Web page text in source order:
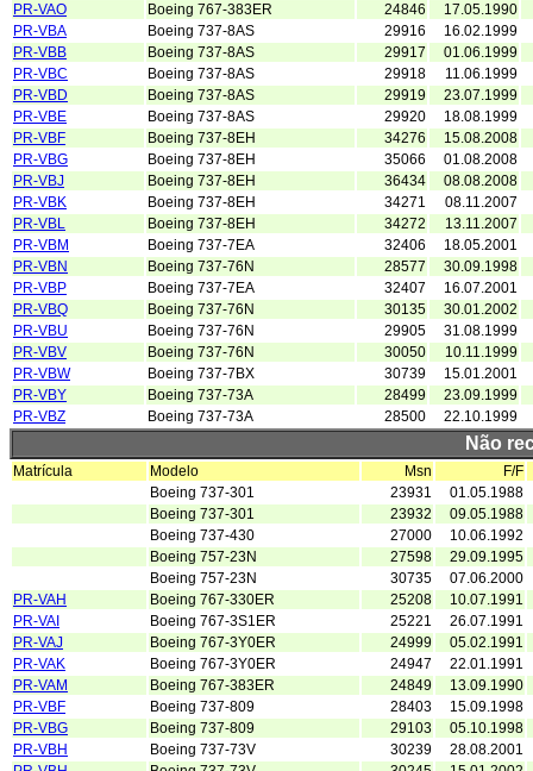
PR-VAO
Boeing 767-383ER 24846
17.05.1990
PR-VBA
Boeing 737-8AS 29916
16.02.1999
PR-VBB
Boeing 737-8AS 29917
01.06.1999
PR-VBC
Boeing 737-8AS 29918
11.06.1999
PR-VBD
Boeing 737-8AS 29919
23.07.1999
PR-VBE
Boeing 737-8AS 29920
18.08.1999
PR-VBF
Boeing 737-8EH 34276
15.08.2008
PR-VBG
Boeing 737-8EH 35066
01.08.2008
PR-VBJ
Boeing 737-8EH 36434
08.08.2008
PR-VBK
Boeing 737-8EH 34271
08.11.2007
PR-VBL
Boeing 737-8EH 34272
13.11.2007
PR-VBM
Boeing 737-7EA 32406
18.05.2001
PR-VBN
Boeing 737-76N 28577
30.09.1998
PR-VBP
Boeing 737-7EA 32407
16.07.2001
PR-VBQ
Boeing 737-76N 30135
30.01.2002
PR-VBU
Boeing 737-76N 29905
31.08.1999
PR-VBV
Boeing 737-76N 30050
10.11.1999
PR-VBW
Boeing 737-7BX 30739
15.01.2001
PR-VBY
Boeing 737-73A 28499
23.09.1999
PR-VBZ
Boeing 737-73A 28500 22.10.1999
Não
Matrícula Modelo Msn
F/F
Boeing 737-301
23931
01.05.1988
Boeing 737-301
23932
09.05.1988
Boeing 737-430
27000
10.06.1992
Boeing 757-23N
27598
29.09.1995
Boeing 757-23N
30735
07.06.2000
PR-VAH
Boeing 767-330ER 25208
10.07.1991
PR-VAI
Boeing 767-3S1ER 25221
26.07.1991
PR-VAJ
Boeing 767-3Y0ER 24999
05.02.1991
PR-VAK
Boeing 767-3Y0ER 24947
22.01.1991
PR-VAM
Boeing 767-383ER 24849
13.09.1990
PR-VBF
Boeing 737-809 28403
15.09.1998
PR-VBG
Boeing 737-809 29103
05.10.1998
PR-VBH
Boeing 737-73V 30239
28.08.2001